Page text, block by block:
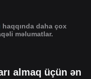
haqqında daha çox
məlumatlar.
almaq üçün ən